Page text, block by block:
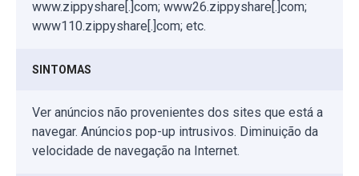
www.zippyshare[.]com; www26.zippyshare[.]com;
www110.zippyshare[.]com; etc.
SINTOMAS
Ver anúncios não provenientes dos sites que está a
navegar. Anúncios pop-up intrusivos. Diminuição da
velocidade de navegação na Internet.